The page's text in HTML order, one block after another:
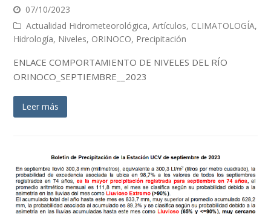
07/10/2023
Actualidad Hidrometeorológica,Artículos, CLIMATOLOGÍA,
Hidrología, Niveles, ORINOCO, Precipitación
ENLACE COMPORTAMIENTO DE NIVELES DEL RÍO
ORINOCO_SEPTIEMBRE__2023
Leer más